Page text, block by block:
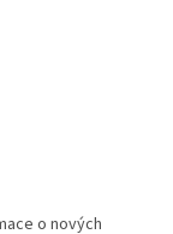
o nových